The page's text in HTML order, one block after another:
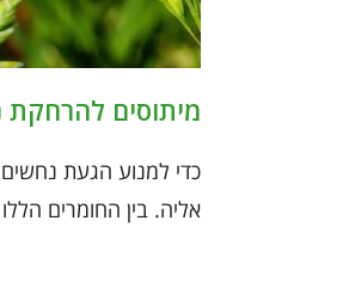
מיתוסים להרחקת
כדי למנוע הגעת נחשים
אליה. בין החומרים